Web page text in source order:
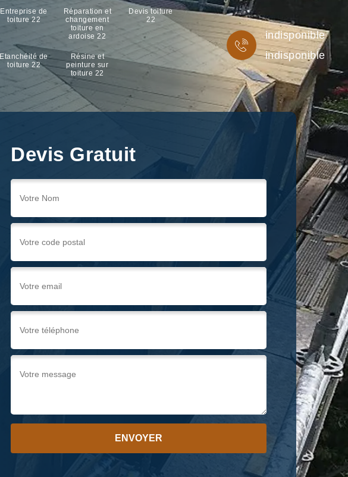
Entreprise de
toiture 22
Réparation et
changement
toiture en
ardoise 22
Devis toiture
22
Etanchéité de
toiture 22
Résine et
peinture sur
toiture 22
indisponible
indisponible
Devis Gratuit